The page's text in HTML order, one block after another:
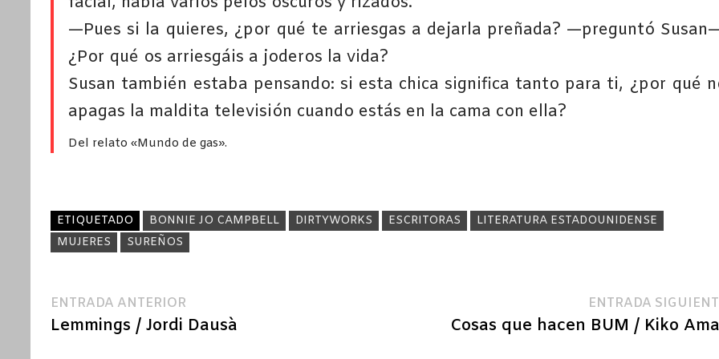
—Pues si la quieres, ¿por qué te arriesgas a dejarla preñada? —preguntó
¿Por qué os arriesgáis a joderos la vida?
Susan también estaba pensando: si esta chica significa tanto para ti, ¿por qué
apagas la maldita televisión cuando estás en la cama con ella?
Del relato «Mundo de gas».
ETIQUETADO BONNIE JO CAMPBELL DIRTYWORKS ESCRITORAS
LITERATURA ESTADOUNIDENSE
MUJERES
SUREÑOS
Navegación
de
ENTRADA ANTERIOR
anterior:
Lemmings / Jordi Dausà
ENTRADA
Cosas que hacen BUM / Kiko